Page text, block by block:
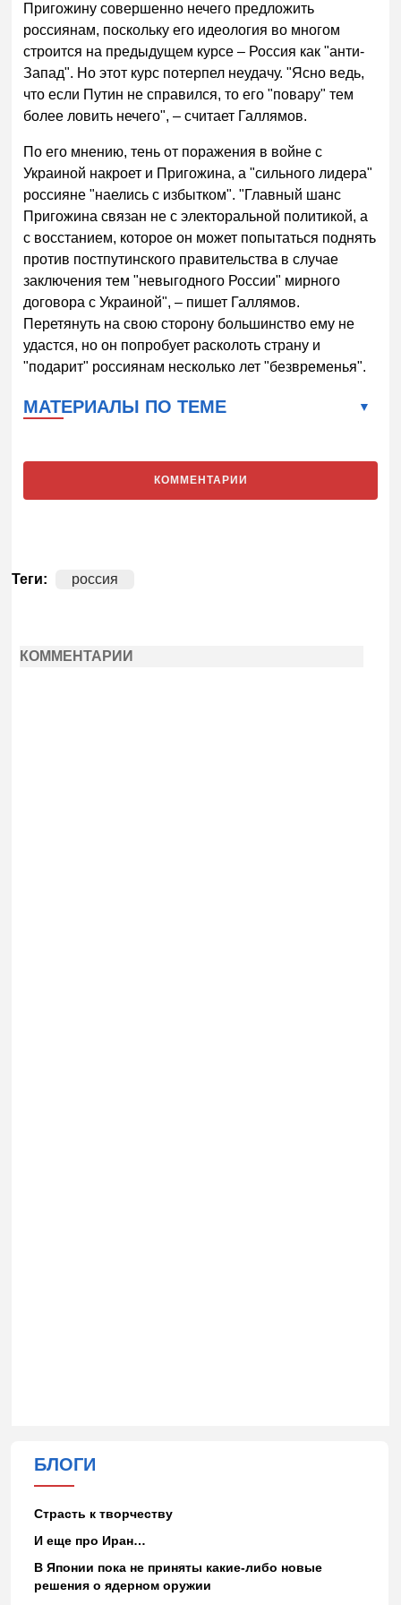
Пригожину совершенно нечего предложить
россиянам, поскольку его идеология во многом
строится на предыдущем курсе – Россия как "анти-
Запад". Но этот курс потерпел неудачу. "Ясно ведь,
что если Путин не справился, то его "повару" тем
более ловить нечего", – считает Галлямов.
По его мнению, тень от поражения в войне с
Украиной накроет и Пригожина, а "сильного лидера"
россияне "наелись с избытком". "Главный шанс
Пригожина связан не с электоральной политикой, а
с восстанием, которое он может попытаться поднять
против постпутинского правительства в случае
заключения тем "невыгодного России" мирного
договора с Украиной", – пишет Галлямов.
Перетянуть на свою сторону большинство ему не
удастся, но он попробует расколоть страну и
"подарит" россиянам несколько лет "безвременья".
МАТЕРИАЛЫ ПО ТЕМЕ
КОММЕНТАРИИ
Теги: россия
КОММЕНТАРИИ
БЛОГИ
Страсть к творчеству
И еще про Иран…
В Японии пока не приняты какие-либо новые
решения о ядерном оружии